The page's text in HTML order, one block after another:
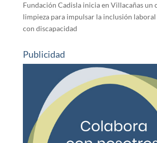
Fundación Cadisla inicia en Villacañas un
limpieza para impulsar la inclusión laboral
con discapacidad
Publicidad